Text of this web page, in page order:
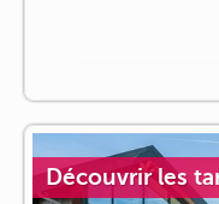
Découvrir les